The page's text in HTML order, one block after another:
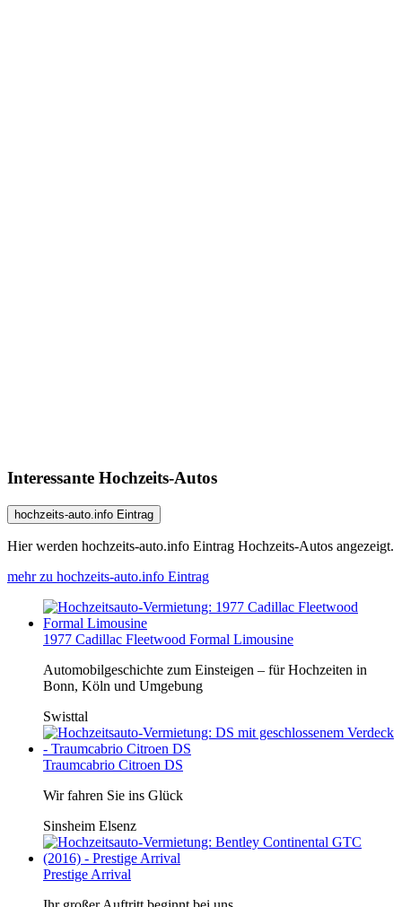
Interessante Hochzeits-Autos
hochzeits-auto.info Eintrag
Hier werden hochzeits-auto.info Eintrag Hochzeits-Autos angezeigt.
mehr zu hochzeits-auto.info Eintrag
1977 Cadillac Fleetwood Formal Limousine
Automobilgeschichte zum Einsteigen – für Hochzeiten in
Bonn, Köln und Umgebung
Swisttal
Traumcabrio Citroen DS
Wir fahren Sie ins Glück
Sinsheim Elsenz
Prestige Arrival